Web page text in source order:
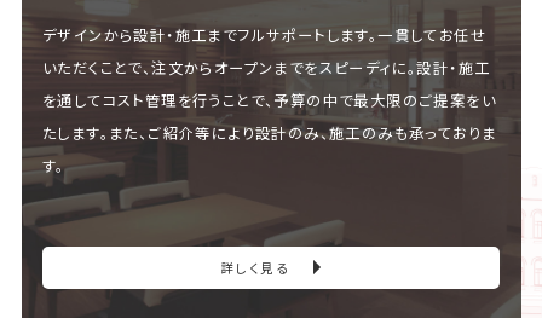
デザインから設計・施工までフルサポートします。一貫してお任せ
いただくことで、注文からオープンまでをスピーディに。設計・施工
を通してコスト管理を行うことで、予算の中で最大限のご提案をい
たします。また、ご紹介等により設計のみ、施工のみも承っておりま
す。
詳しく見る